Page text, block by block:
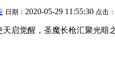
日期： 2020-05-29 11:55:30 点击：
启觉醒，圣魔长枪汇聚光